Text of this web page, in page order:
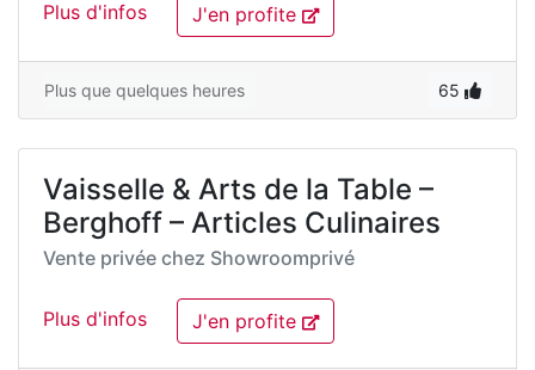
Plus d'infos J'en profite
Plus que quelques heures 65
Vaisselle & Arts de la Table –
Berghoff – Articles Culinaires
Vente privée chez Showroomprivé
Plus d'infos J'en profite